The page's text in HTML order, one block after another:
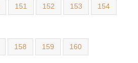
151 152 153 154
158 159 160